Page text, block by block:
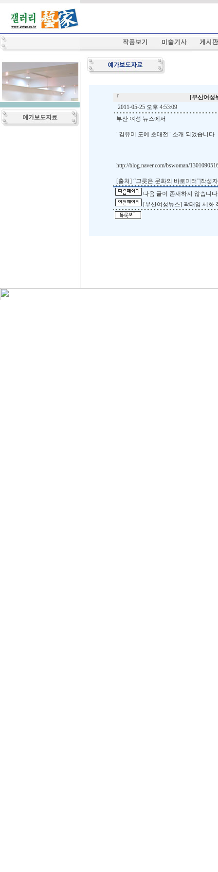
「
[부산여성
2011-05-25 오후 4:53:09
부산 여성 뉴스에서
"김유미 도예 초대전" 소개 되었습니다.
http://blog.naver.com/bswoman/
[출처] “그릇은 문화의 바로미터”|작성
다음 글이 존재하지 않습니
[부산여성뉴스] 곽태임 세화